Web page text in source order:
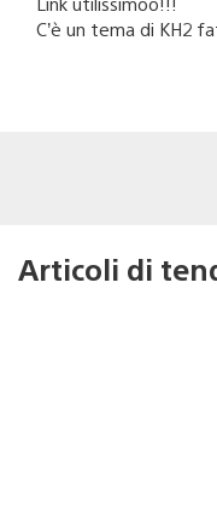
C’è un tema di KH2
Articoli di